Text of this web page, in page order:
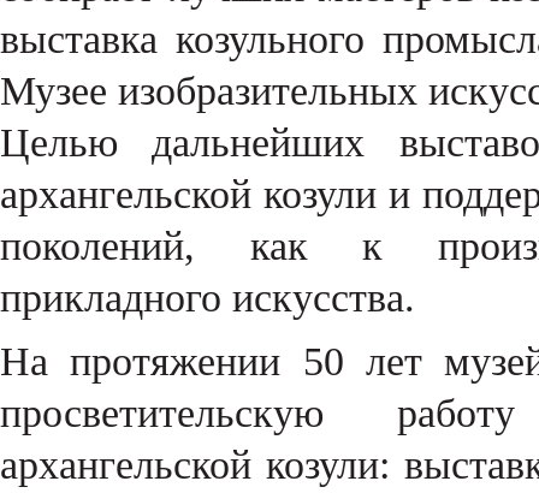
выставка козульного
Музее изобразительных
Целью дальнейших
архангельской козули и
поколений, как к
прикладного искусства.
На протяжении 50 лет
просветительскую
архангельской козули: